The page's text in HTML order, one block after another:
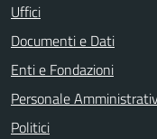
Uffici
Documenti e Dati
Enti e Fondazioni
Personale
Politici